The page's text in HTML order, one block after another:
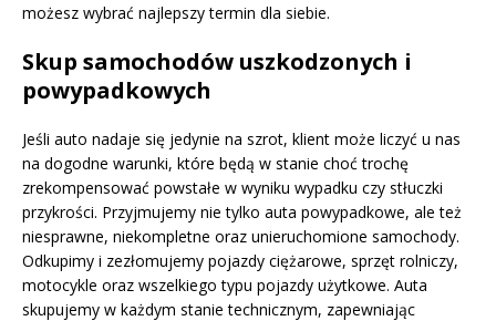
możesz wybrać najlepszy termin dla siebie.
Skup samochodów uszkodzonych i
powypadkowych
Jeśli auto nadaje się jedynie na szrot, klient może liczyć u nas
na dogodne warunki, które będą w stanie choć trochę
zrekompensować powstałe w wyniku wypadku czy stłuczki
przykrości. Przyjmujemy nie tylko auta powypadkowe, ale też
niesprawne, niekompletne oraz unieruchomione samochody.
Odkupimy i zezłomujemy pojazdy ciężarowe, sprzęt rolniczy,
motocykle oraz wszelkiego typu pojazdy użytkowe. Auta
skupujemy w każdym stanie technicznym, zapewniając